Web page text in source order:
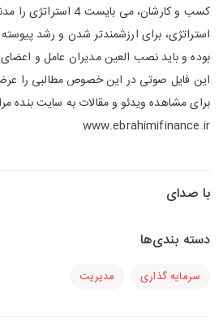
کسب و کارشان، می بایست
استراتژی، برای ارزشمندتر شدن و رشد
بوده و باید نصب العین مدیران عامل و
این فایل صوتی در این خصوص مطالبی را
برای مشاهده ویدئو و مقالات به سایت بنده
www.ebrahimifinance.ir
با صدای
دسته بندی‌ها
سرمایه گذاری مدیریت